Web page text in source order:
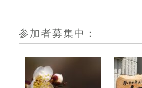
参加者募集中：